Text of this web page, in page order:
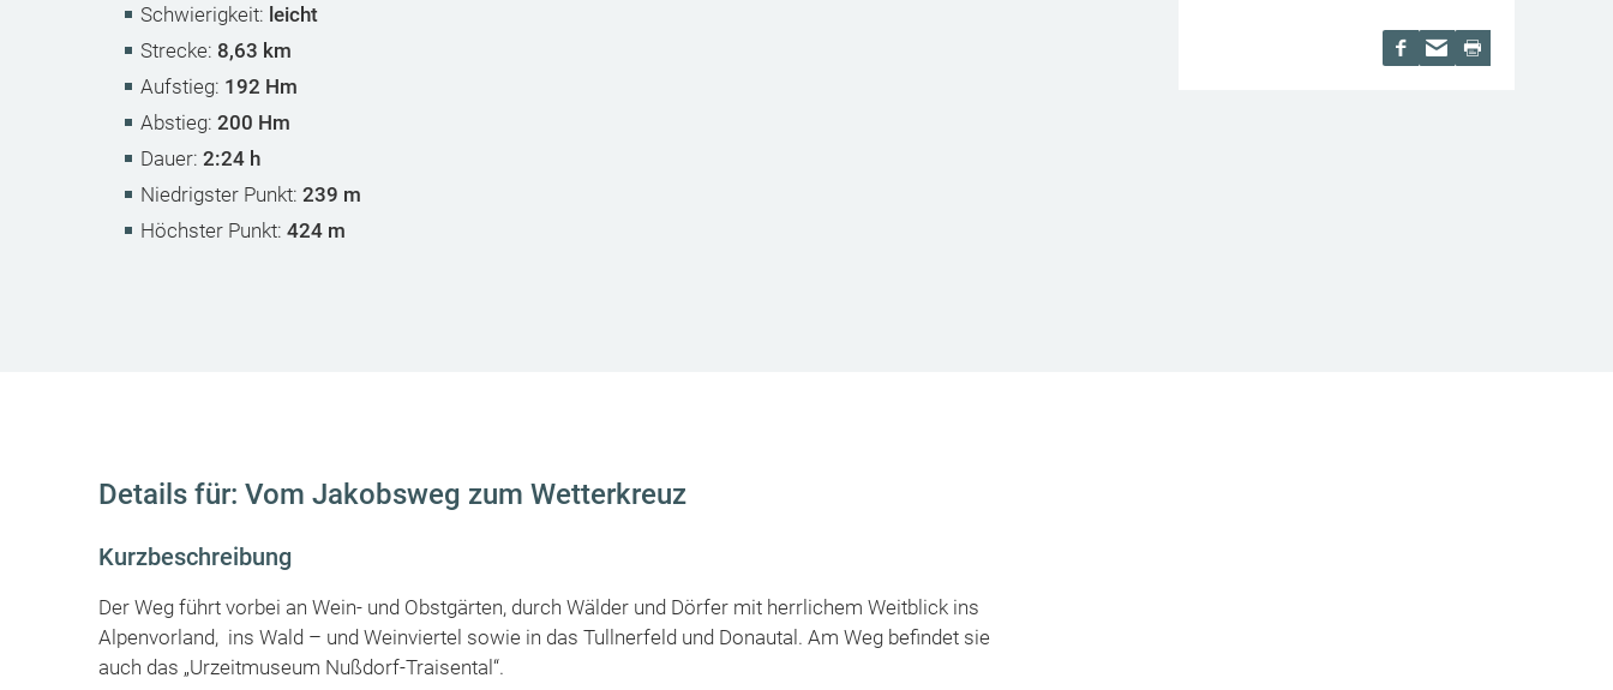
Schwierigkeit: leicht
Strecke: 8,63 km
Aufstieg: 192 Hm
Abstieg: 200 Hm
Dauer: 2:24 h
Niedrigster Punkt: 239 m
Höchster Punkt: 424 m
Details für: Vom Jakobsweg zum Wetterkreuz
Kurzbeschreibung
Der Weg führt vorbei an Wein- und Obstgärten, durch Wälder und Dörfer mit herrlichem Weitblick ins
Alpenvorland, ins Wald – und Weinviertel sowie in das Tullnerfeld und Donautal. Am Weg befindet sie
auch das „Urzeitmuseum Nußdorf-Traisental“.